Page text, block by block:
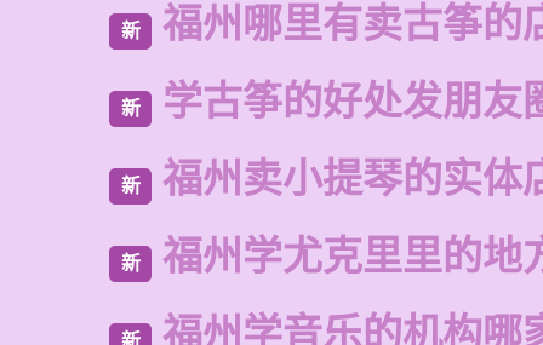
新 福州哪里有卖古筝的
新 学古筝的好处发朋友
新 福州卖小提琴的实体
新 福州学尤克里里的地
新 福州学音乐的机构哪